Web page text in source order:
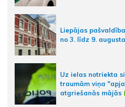
Liepājas
no 3. līdz 9.
Uz ielas notriekta
traumām viņa
atgriešanās mājās